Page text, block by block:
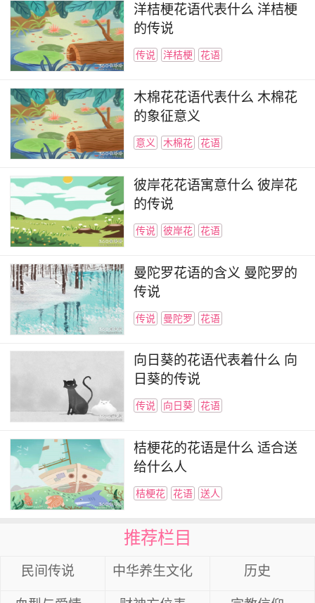
洋桔梗花语代表什么 洋桔梗
的传说
传说 洋桔梗 花语
木棉花花语代表什么 木棉花
的象征意义
意义 木棉花 花语
彼岸花花语寓意什么 彼岸花
的传说
传说 彼岸花 花语
曼陀罗花语的含义 曼陀罗的
传说
传说 曼陀罗 花语
向日葵的花语代表着什么 向
日葵的传说
传说 向日葵 花语
桔梗花的花语是什么 适合送
给什么人
桔梗花 花语 送人
推荐栏目
民间传说 中华养生文化 历史